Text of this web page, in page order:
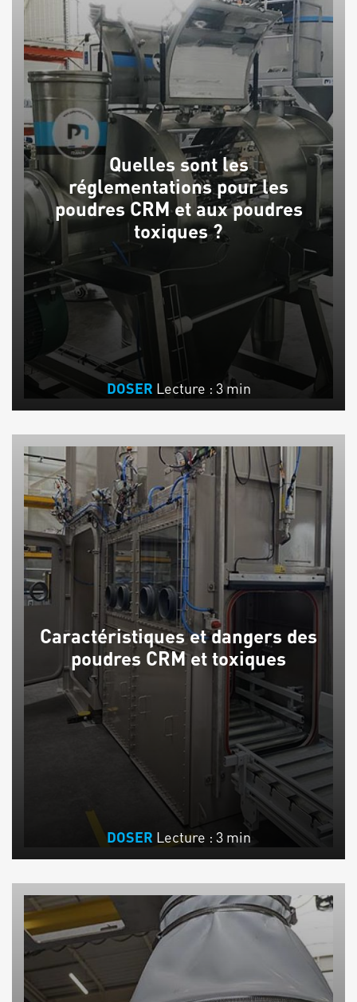
Quelles sont les
réglementations pour les
poudres CRM et aux poudres
toxiques ?
DOSER Lecture : 3 min
Caractéristiques et dangers des
poudres CRM et toxiques
DOSER Lecture : 3 min